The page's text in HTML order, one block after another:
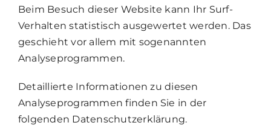
Beim Besuch dieser Website kann Ihr Surf-
Verhalten statistisch ausgewertet werden. Das
geschieht vor allem mit sogenannten
Analyseprogrammen.
Detaillierte Informationen zu diesen
Analyseprogrammen finden Sie in der
folgenden Datenschutzerklärung.